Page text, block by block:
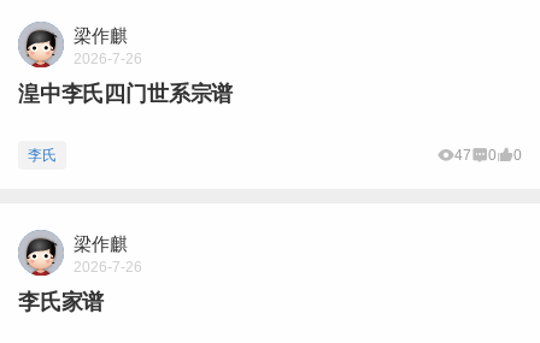
梁作麒
2026-7-26
湟中李氏四门世系宗谱
李氏 47 0 0
梁作麒
2026-7-26
李氏家谱